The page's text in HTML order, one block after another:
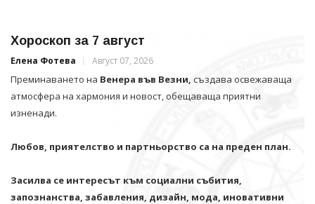
Хороскоп за 7 август
Елена Фотева Август 07, 2026
Преминаването на Венера във Везни, създава освежаваща
атмосфера на хармония и новост, обещаваща приятни
изненади.
Любов, приятелство и партньорство са на преден план.
Засилва се интересът към социални събития,
запознанства, забавления, дизайн, мода, иновативни